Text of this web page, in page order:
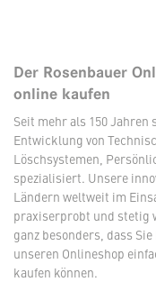
Der Rosenbauer
online kaufen
Seit mehr als 150
Entwicklung von
Löschsystemen,
spezialisiert. Unsere
Ländern weltweit im
praxiserprobt und stetig
ganz besonders, dass
unseren Onlineshop
kaufen können.